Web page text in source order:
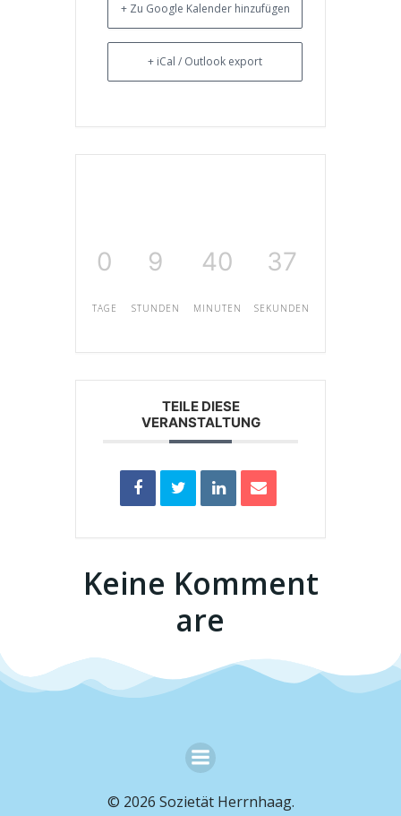
+ Zu Google Kalender hinzufügen
+ iCal / Outlook export
0
TAGE
9
STUNDEN
40
MINUTEN
37
SEKUNDEN
TEILE DIESE
VERANSTALTUNG
Keine Komment
are
© 2026 Sozietät Herrnhaag.